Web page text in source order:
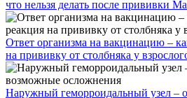
что нельзя делать после прививки
Ответ организма на вакцинацию –
на прививку от столбняка у
Наружный геморроидальный узел –